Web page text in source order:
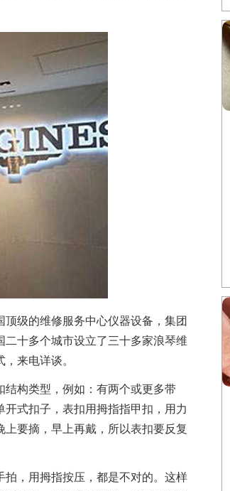
级的维修服务中心仪器设备，集团
十多个城市设立了三十多家浪琴维
来电详谈。
构类型，例如：有两个或更多带
式扣子，表扣用拇指指甲扣，用力
要摘，早上再戴，所以表扣要反复
，用拇指按压，都是不对的。这样